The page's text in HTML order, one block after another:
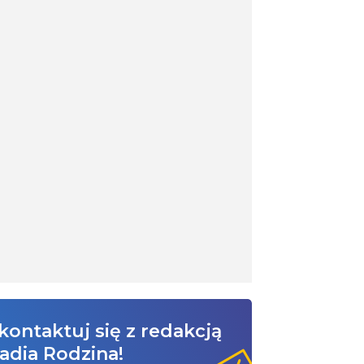
się z redakcją
Rodzina!